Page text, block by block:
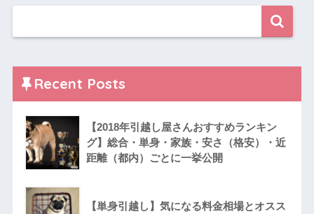
Recent Posts
【2018年引越し屋さんおすすめランキン
グ】総合・単身・家族・安さ（格安）・近
距離（都内）ごとに一挙公開
【単身引越し】気になる料金相場とオスス